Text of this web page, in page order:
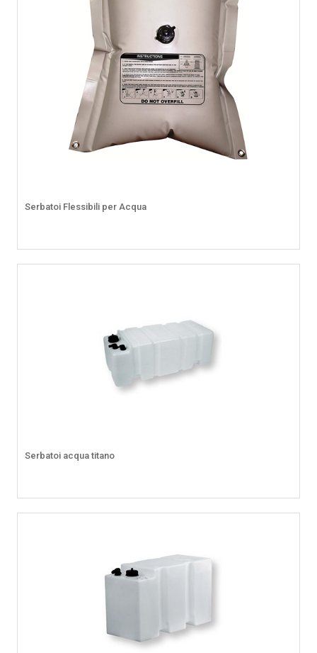
Serbatoi Flessibili per Acqua
Serbatoi acqua titano